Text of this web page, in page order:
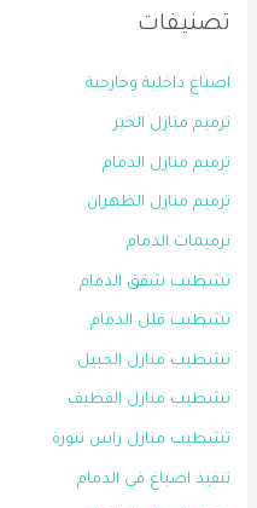
تصنيفات
اصباغ داخلية وخارجية
ترميم منازل الخبر
ترميم منازل الدمام
ترميم منازل الظهران
ترميمات الدمام
تشطيب شقق الدمام
تشطيب فلل الدمام
تشطيب منازل الجبيل
تشطيب منازل القطيف
تشطيب منازل راس تنورة
تنفيذ اصباغ في الدمام